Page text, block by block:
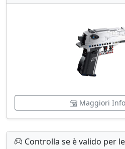
Maggiori
Controlla se è valido per